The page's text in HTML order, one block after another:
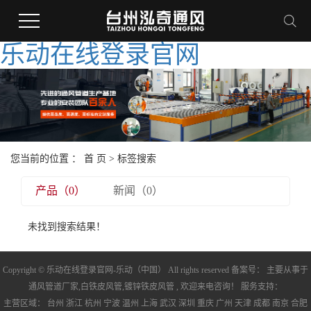
乐动在线登录官网
您当前的位置 ： 首 页 > 标签搜索
产品（0） 新闻（0）
未找到搜索结果！
Copyright © 乐动在线登录官网-乐动（中国） All rights reserved 备案号： 主要从事于
通风管道厂家, 白铁皮风管,镀锌铁皮风管 , 欢迎来电咨询！ 服务支持：
主营区域： 台州 浙江 杭州 宁波 温州 上海 武汉 深圳 重庆 广州 天津 成都 南京 合肥